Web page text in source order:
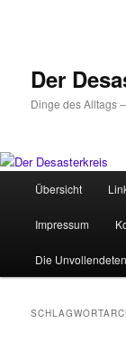
Der
Dinge des Alltags
HauptmenüÜbersicht
Impressum
Die Unvollendeten